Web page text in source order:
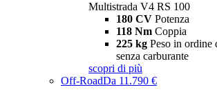
Multistrada V4 RS 100
180 CV Potenza
118 Nm Coppia
225 kg Peso in ordine
senza carburante
scopri di più
Off-RoadDa 11.790 €